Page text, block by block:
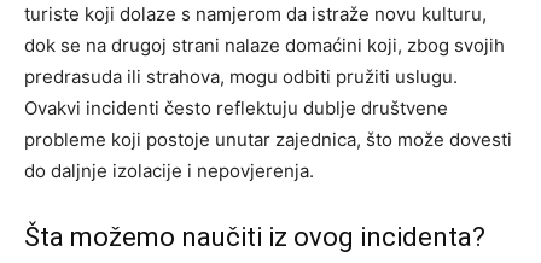
turiste koji dolaze s namjerom da istraže novu kulturu,
dok se na drugoj strani nalaze domaćini koji, zbog svojih
predrasuda ili strahova, mogu odbiti pružiti uslugu.
Ovakvi incidenti često reflektuju dublje društvene
probleme koji postoje unutar zajednica, što može dovesti
do daljnje izolacije i nepovjerenja.
Šta možemo naučiti iz ovog incidenta?